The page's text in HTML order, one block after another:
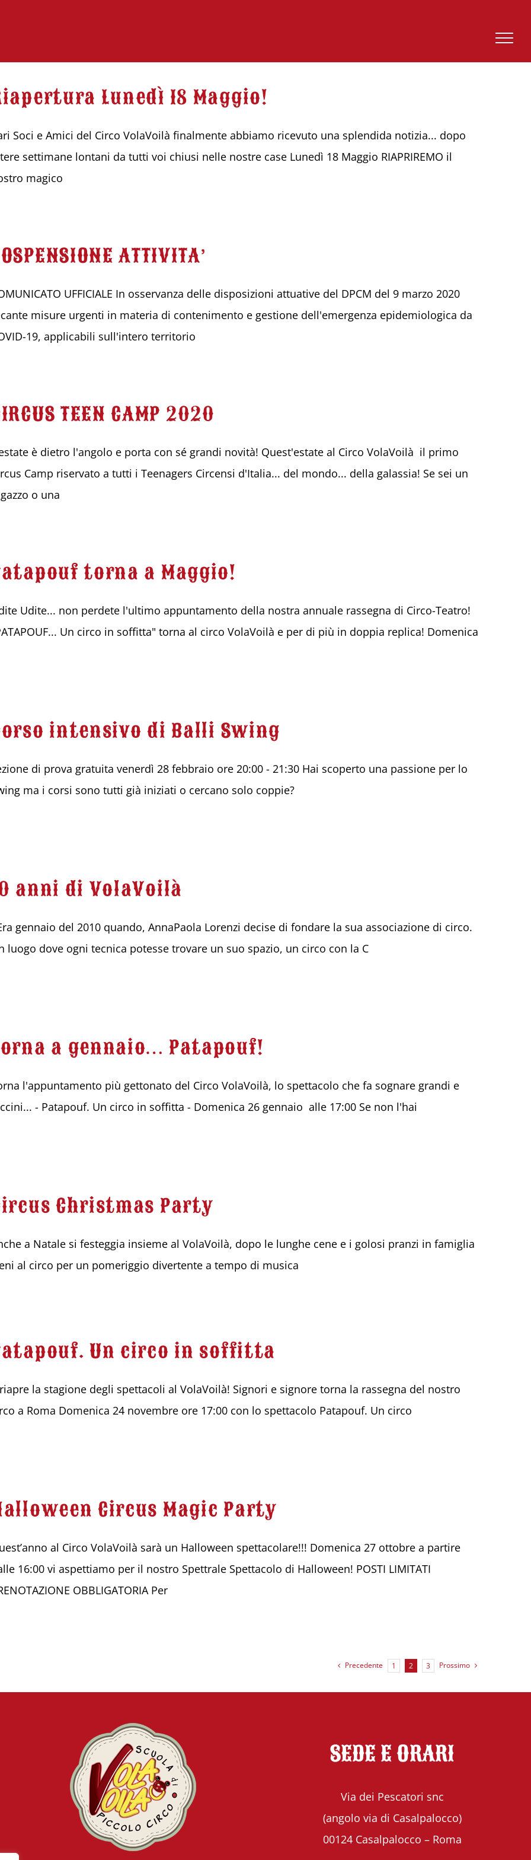
Lunedì 18 Maggio!
Soci e Amici del Circo VolaVoilà finalmente abbiamo ricevuto una splendida notizia... dopo
settimane lontani da tutti voi chiusi nelle nostre case Lunedì 18 Maggio RIAPRIREMO il
magico
ATTIVITA’
UFFICIALE In osservanza delle disposizioni attuative del DPCM del 9 marzo 2020
misure urgenti in materia di contenimento e gestione dell'emergenza epidemiologica da
19, applicabili sull'intero territorio
TEEN CAMP 2020
è dietro l'angolo e porta con sé grandi novità! Quest'estate al Circo VolaVoilà il primo
Camp riservato a tutti i Teenagers Circensi d'Italia... del mondo... della galassia! Se sei un
o una
torna a Maggio!
Udite... non perdete l'ultimo appuntamento della nostra annuale rassegna di Circo-Teatro!
Un circo in soffitta" torna al circo VolaVoilà e per di più in doppia replica! Domenica
intensivo di Balli Swing
di prova gratuita venerdì 28 febbraio ore 20:00 - 21:30 Hai scoperto una passione per lo
ma i corsi sono tutti già iniziati o cercano solo coppie?
anni di VolaVoilà
gennaio del 2010 quando, AnnaPaola Lorenzi decise di fondare la sua associazione di circo.
luogo dove ogni tecnica potesse trovare un suo spazio, un circo con la C
a gennaio… Patapouf!
l'appuntamento più gettonato del Circo VolaVoilà, lo spettacolo che fa sognare grandi e
- Patapouf. Un circo in soffitta - Domenica 26 gennaio alle 17:00 Se non l'hai
Christmas Party
a Natale si festeggia insieme al VolaVoilà, dopo le lunghe cene e i golosi pranzi in famiglia
al circo per un pomeriggio divertente a tempo di musica
Un circo in soffitta
la stagione degli spettacoli al VolaVoilà! Signori e signore torna la rassegna del nostro
a Roma Domenica 24 novembre ore 17:00 con lo spettacolo Patapouf. Un circo
Circus Magic Party
al Circo VolaVoilà sarà un Halloween spettacolare!!! Domenica 27 ottobre a partire
16:00 vi aspettiamo per il nostro Spettrale Spettacolo di Halloween! POSTI LIMITATI
OBBLIGATORIA Per
Precedente 1 2 3 Prossimo
SEDE E ORARI
Via dei Pescatori snc
(angolo via di Casalpalocco)
00124 Casalpalocco – Roma